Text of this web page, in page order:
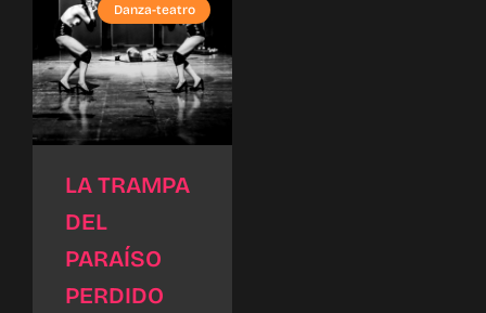
Danza-teatro
LA TRAMPA
DEL
PARAÍSO
PERDIDO